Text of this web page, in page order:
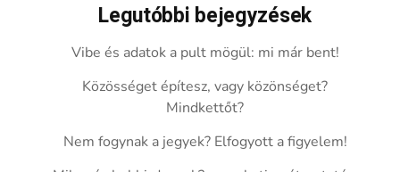
Legutóbbi bejegyzések
Vibe és adatok a pult mögül: mi már bent!
Közösséget építesz, vagy közönséget?
Mindkettőt?
Nem fogynak a jegyek? Elfogyott a figyelem!